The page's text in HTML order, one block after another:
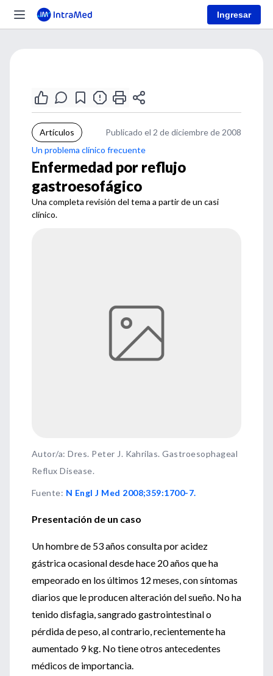
Ingresar
Artículos
Publicado el 2 de diciembre de 2008
Un problema clínico frecuente
Enfermedad por reflujo
gastroesofágico
Una completa revisión del tema a partir de un casi
clínico.
Autor/a: Dres. Peter J. Kahrilas. Gastroesophageal
Reflux Disease.
Fuente: N Engl J Med 2008;359:1700-7.
Presentación de un caso
Un hombre de 53 años consulta por acidez
gástrica ocasional desde hace 20 años que ha
empeorado en los últimos 12 meses, con síntomas
diarios que le producen alteración del sueño. No ha
tenido disfagia, sangrado gastrointestinal o
pérdida de peso, al contrario, recientemente ha
aumentado 9 kg. No tiene otros antecedentes
médicos de importancia.